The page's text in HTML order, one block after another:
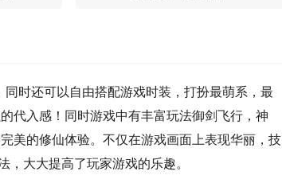
时还可以自由搭配游戏时装，打扮最萌系，最
代入感！同时游戏中有丰富玩法御剑飞行，神
美的修仙体验。不仅在游戏画面上表现华丽，技
大大提高了玩家游戏的乐趣。